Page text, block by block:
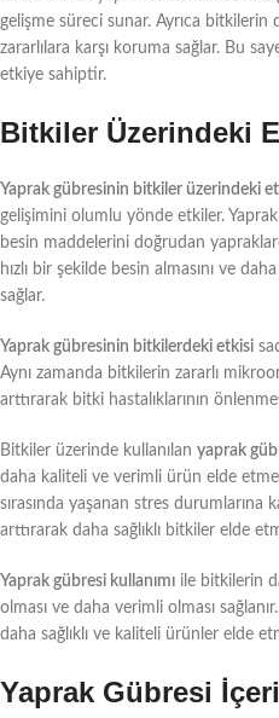
gelişme süreci sunar. Ayrıca bitkilerin
zararlılara karşı koruma sağlar. Bu
etkiye sahiptir.
Bitkiler Üzerindeki
Yaprak gübresinin bitkiler üzerindeki
gelişimini olumlu yönde etkiler.
besin maddelerini doğrudan
hızlı bir şekilde besin almasını ve
sağlar.
Yaprak gübresinin bitkilerdeki etkisi
Aynı zamanda bitkilerin zararlı
arttırarak bitki hastalıklarının
Bitkiler üzerinde kullanılan yaprak
daha kaliteli ve verimli ürün elde
sırasında yaşanan stres durumlarına
arttırarak daha sağlıklı bitkiler elde
Yaprak gübresi kullanımı ile bitkilerin
olması ve daha verimli olması
daha sağlıklı ve kaliteli ürünler elde
Yaprak Gübresi